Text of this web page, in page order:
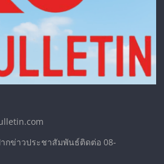
กข่าวประชาสัมพันธ์ติดต่อ 08-